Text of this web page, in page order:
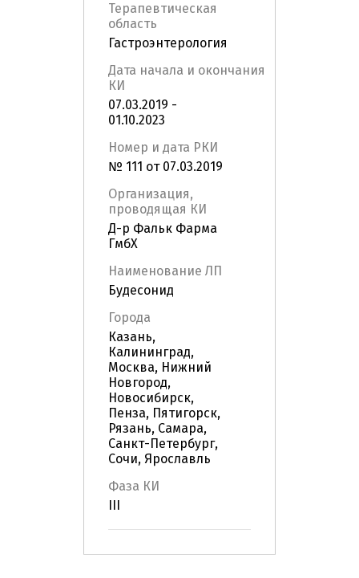
Терапевтическая
область
Гастроэнтерология
Дата начала и окончания
КИ
07.03.2019 -
01.10.2023
Номер и дата РКИ
№ 111 от 07.03.2019
Организация,
проводящая КИ
Д-р Фальк Фарма
ГмбХ
Наименование ЛП
Будесонид
Города
Казань,
Калининград,
Москва, Нижний
Новгород,
Новосибирск,
Пенза, Пятигорск,
Рязань, Самара,
Санкт-Петербург,
Сочи, Ярославль
Фаза КИ